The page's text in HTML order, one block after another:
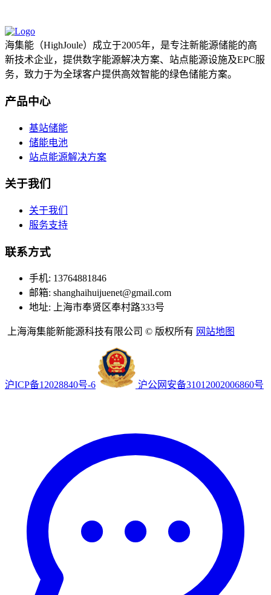
海集能（HighJoule）成立于2005年，是专注新能源储能的高
新技术企业，提供数字能源解决方案、站点能源设施及EPC服
务，致力于为全球客户提供高效智能的绿色储能方案。
产品中心
基站储能
储能电池
站点能源解决方案
关于我们
关于我们
服务支持
联系方式
手机: 13764881846
邮箱: shanghaihuijuenet@gmail.com
地址: 上海市奉贤区奉村路333号
上海海集能新能源科技有限公司 © 版权所有 网站地图
沪ICP备12028840号-6 沪公网安备31012002006860号